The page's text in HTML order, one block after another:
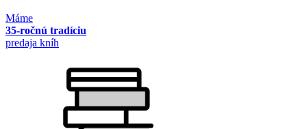
Máme
35-ročnú tradíciu
predaja kníh